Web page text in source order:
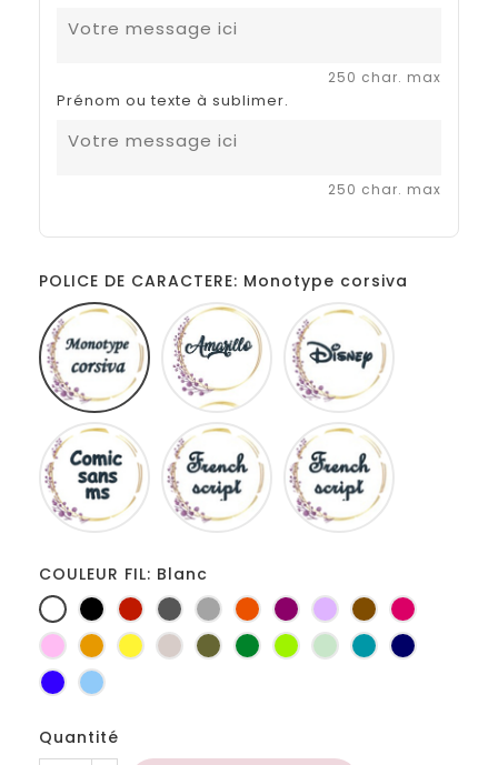
250 char. max
Prénom ou texte à sublimer.
250 char. max
POLICE DE CARACTERE: Monotype corsiva
Monotype
corsiva
Amarillo
Comic
sans
ms
French
script
COULEUR FIL: Blanc
BlancNoir RougeGris
foncé
Gris
clair
Orange
PruneLilasMarronFuchsia
RoseJaune
d'or
jauneFicelleKaki Vert
bouteille
Anis Vert
d'eau
Turquoise
Marine
Bleu
roi
Bleu
Quantité